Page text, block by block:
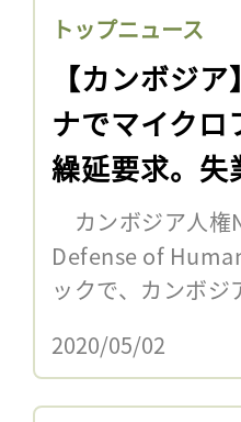
トップニュース
【カンボジ
ナでマイクロ
繰延要求。失
カンボジア人
Defense of
ックで、カンボ
2020/05/02